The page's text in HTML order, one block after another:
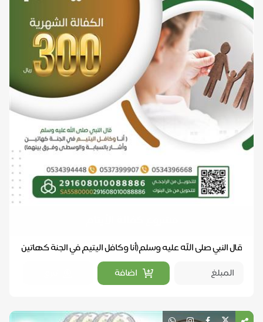
قال النبي صلى الله عليه وسلم(أنا وكافل اليتيم في الجنة كهاتين
وأشار بالسبابة والوسطى وفرق بينهما) ك...
اضافة